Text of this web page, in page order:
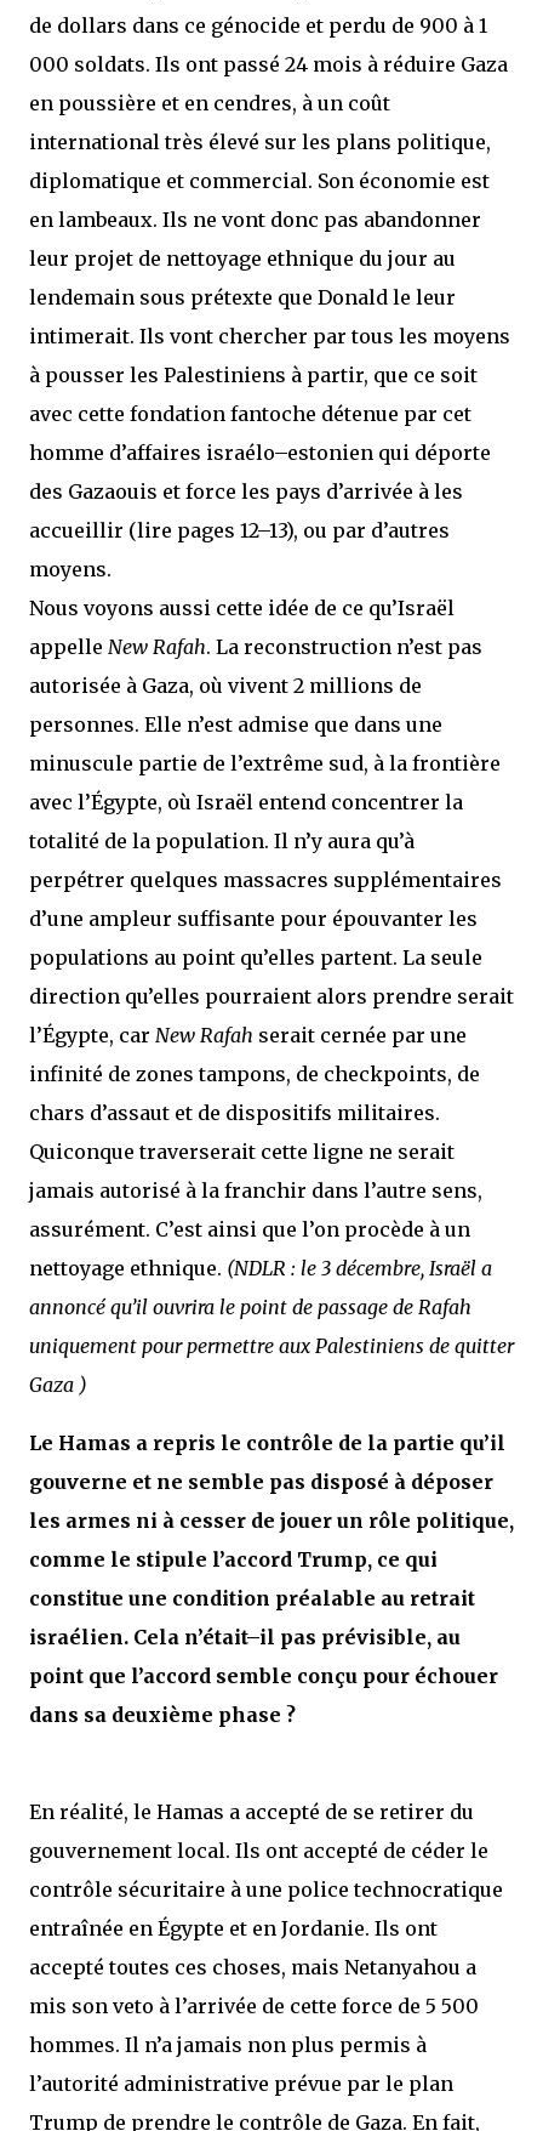
de dollars dans ce génocide et perdu de 900 à 1
000 soldats. Ils ont passé 24 mois à réduire Gaza
en poussière et en cendres, à un coût
international très élevé sur les plans politique,
diplomatique et commercial. Son économie est
en lambeaux. Ils ne vont donc pas abandonner
leur projet de nettoyage ethnique du jour au
lendemain sous prétexte que Donald le leur
intimerait. Ils vont chercher par tous les moyens
à pousser les Palestiniens à partir, que ce soit
avec cette fondation fantoche détenue par cet
homme d’affaires israélo–estonien qui déporte
des Gazaouis et force les pays d’arrivée à les
accueillir (lire pages 12–13), ou par d’autres
moyens.
Nous voyons aussi cette idée de ce qu’Israël
appelle New Rafah. La reconstruction n’est pas
autorisée à Gaza, où vivent 2 millions de
personnes. Elle n’est admise que dans une
minuscule partie de l’extrême sud, à la frontière
avec l’Égypte, où Israël entend concentrer la
totalité de la population. Il n’y aura qu’à
perpétrer quelques massacres supplémentaires
d’une ampleur suffisante pour épouvanter les
populations au point qu’elles partent. La seule
direction qu’elles pourraient alors prendre serait
l’Égypte, car New Rafah serait cernée par une
infinité de zones tampons, de checkpoints, de
chars d’assaut et de dispositifs militaires.
Quiconque traverserait cette ligne ne serait
jamais autorisé à la franchir dans l’autre sens,
assurément. C’est ainsi que l’on procède à un
nettoyage ethnique. (NDLR : le 3 décembre, Israël a
annoncé qu’il ouvrira le point de passage de Rafah
uniquement pour permettre aux Palestiniens de quitter
Gaza )
Le Hamas a repris le contrôle de la partie qu’il
gouverne et ne semble pas disposé à déposer
les armes ni à cesser de jouer un rôle politique,
comme le stipule l’accord Trump, ce qui
constitue une condition préalable au retrait
israélien. Cela n’était–il pas prévisible, au
point que l’accord semble conçu pour échouer
dans sa deuxième phase ?
En réalité, le Hamas a accepté de se retirer du
gouvernement local. Ils ont accepté de céder le
contrôle sécuritaire à une police technocratique
entraînée en Égypte et en Jordanie. Ils ont
accepté toutes ces choses, mais Netanyahou a
mis son veto à l’arrivée de cette force de 5 500
hommes. Il n’a jamais non plus permis à
l’autorité administrative prévue par le plan
Trump de prendre le contrôle de Gaza. En fait,